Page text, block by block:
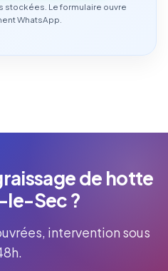
stockées. Le formulaire ouvre
WhatsApp.
de hotte
le-Sec ?
intervention sous